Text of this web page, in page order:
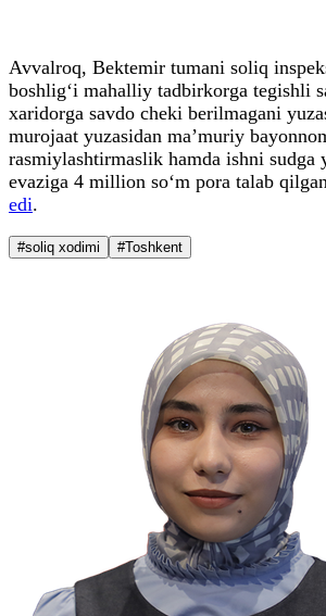
Avvalroq, Bektemir tumani soliq
boshlig‘i mahalliy tadbirkorga tegishli
xaridorga savdo cheki berilmagani
murojaat yuzasidan ma’muriy
rasmiylashtirmaslik hamda ishni sudga
evaziga 4 million so‘m pora talab
edi.
#soliq xodimi #Toshkent